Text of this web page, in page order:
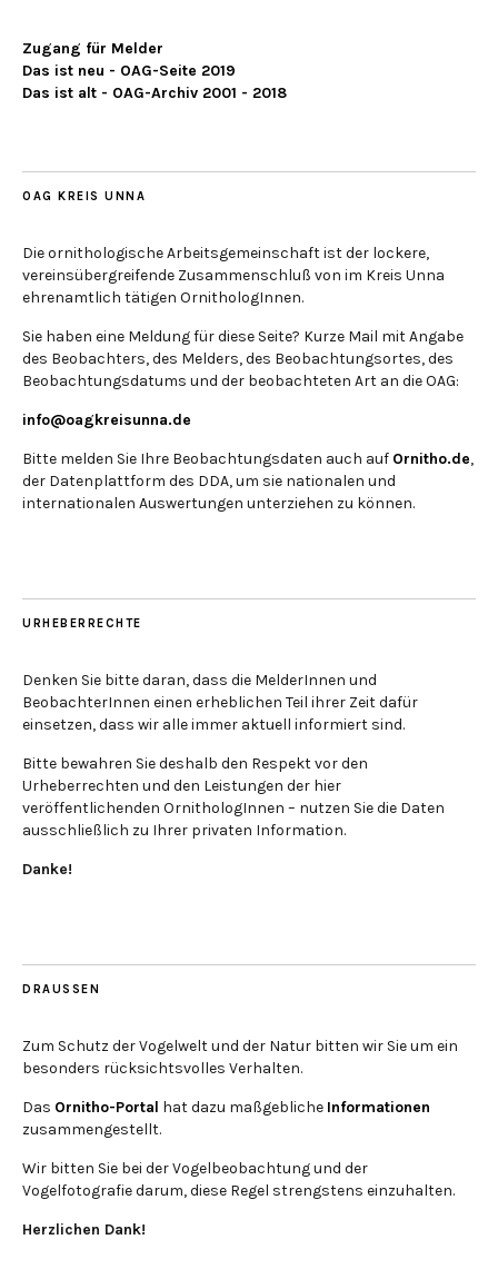
Zugang für Melder
Das ist neu - OAG-Seite 2019
Das ist alt - OAG-Archiv 2001 - 2018
OAG KREIS UNNA
Die ornithologische Arbeitsgemeinschaft ist der lockere,
vereinsübergreifende Zusammenschluß von im Kreis Unna
ehrenamtlich tätigen OrnithologInnen.
Sie haben eine Meldung für diese Seite? Kurze Mail mit Angabe
des Beobachters, des Melders, des Beobachtungsortes, des
Beobachtungsdatums und der beobachteten Art an die OAG:
info@oagkreisunna.de
Bitte melden Sie Ihre Beobachtungsdaten auch auf Ornitho.de,
der Datenplattform des DDA, um sie nationalen und
internationalen Auswertungen unterziehen zu können.
URHEBERRECHTE
Denken Sie bitte daran, dass die MelderInnen und
BeobachterInnen einen erheblichen Teil ihrer Zeit dafür
einsetzen, dass wir alle immer aktuell informiert sind.
Bitte bewahren Sie deshalb den Respekt vor den
Urheberrechten und den Leistungen der hier
veröffentlichenden OrnithologInnen – nutzen Sie die Daten
ausschließlich zu Ihrer privaten Information.
Danke!
DRAUSSEN
Zum Schutz der Vogelwelt und der Natur bitten wir Sie um ein
besonders rücksichtsvolles Verhalten.
Das Ornitho-Portal hat dazu maßgebliche Informationen
zusammengestellt.
Wir bitten Sie bei der Vogelbeobachtung und der
Vogelfotografie darum, diese Regel strengstens einzuhalten.
Herzlichen Dank!